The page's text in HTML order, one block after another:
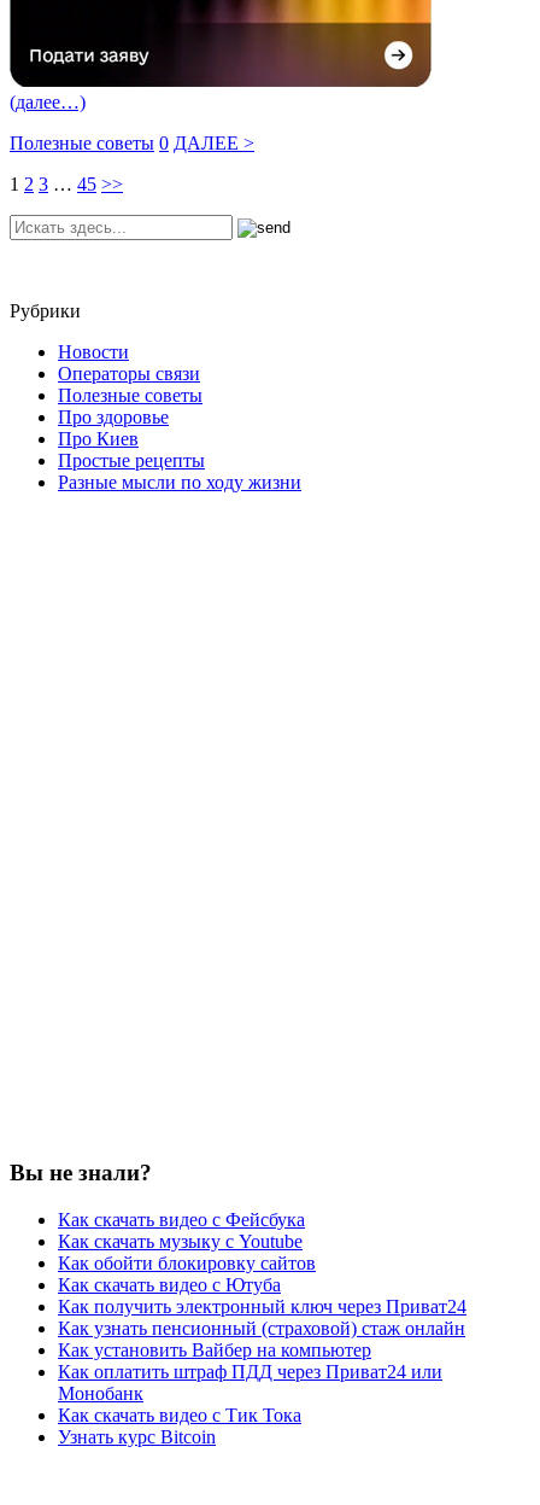
(далее…)
Полезные советы 0 ДАЛЕЕ >
1 2 3 … 45 >>
Рубрики
Новости
Операторы связи
Полезные советы
Про здоровье
Про Киев
Простые рецепты
Разные мысли по ходу жизни
Вы не знали?
Как скачать видео с Фейсбука
Как скачать музыку с Youtube
Как обойти блокировку сайтов
Как скачать видео с Ютуба
Как получить электронный ключ через Приват24
Как узнать пенсионный (страховой) стаж онлайн
Как установить Вайбер на компьютер
Как оплатить штраф ПДД через Приват24 или
Монобанк
Как скачать видео с Тик Тока
Узнать курс Bitcoin